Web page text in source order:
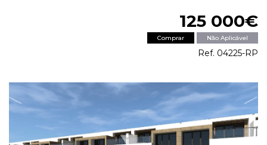
125 000€
Comprar Não Aplicável
Ref. 04225-RP